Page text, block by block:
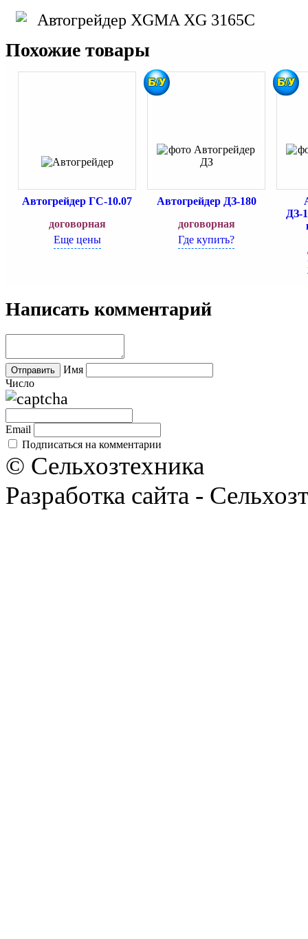
Похожие товары
Автогрейдер ГС-10.07
договорная
Еще цены
Автогрейдер ДЗ-180
договорная
Где купить?
ДЗ-
Написать комментарий
Имя
Число
Email
Подписаться на комментарии
© Сельхозтехника
Разработка сайта -